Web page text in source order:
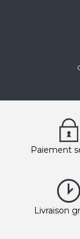
Paiement
Livraison